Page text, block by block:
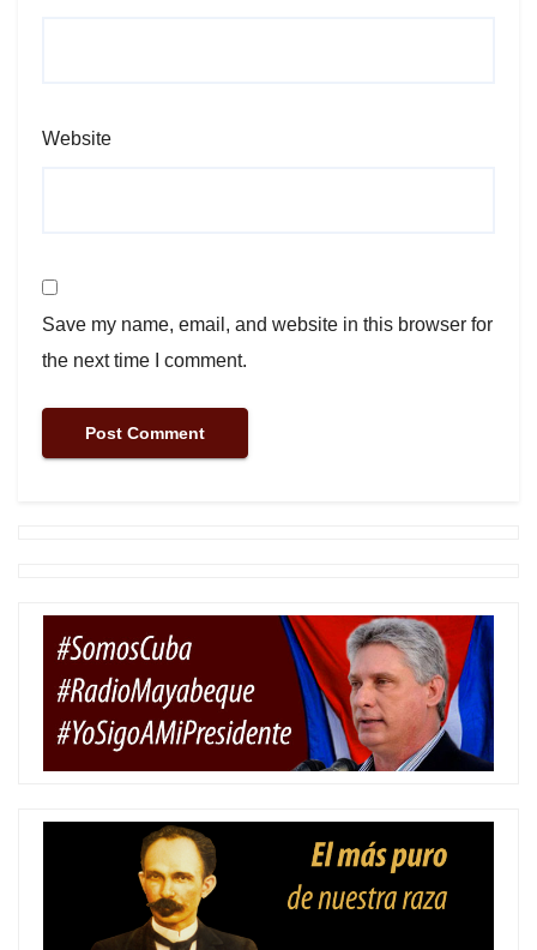
Website
Save my name, email, and website in this browser for
the next time I comment.